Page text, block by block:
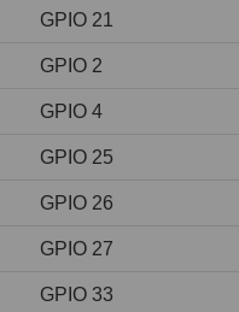
GPIO 21
GPIO 2
GPIO 4
GPIO 25
GPIO 26
GPIO 27
GPIO 33